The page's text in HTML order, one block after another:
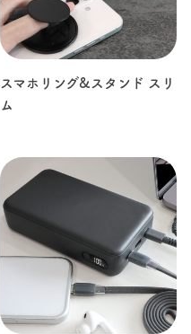
スマホリング&スタンド スリ
ム